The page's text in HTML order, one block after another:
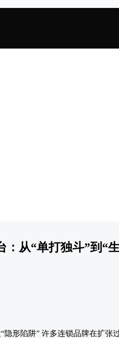
：从“单打独斗”到“
隐形陷阱” 许多连锁品牌在扩